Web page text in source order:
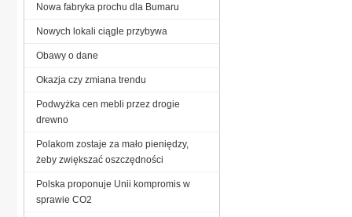
Nowa fabryka prochu dla Bumaru
Nowych lokali ciągle przybywa
Obawy o dane
Okazja czy zmiana trendu
Podwyżka cen mebli przez drogie
drewno
Polakom zostaje za mało pieniędzy,
żeby zwiększać oszczędności
Polska proponuje Unii kompromis w
sprawie CO2